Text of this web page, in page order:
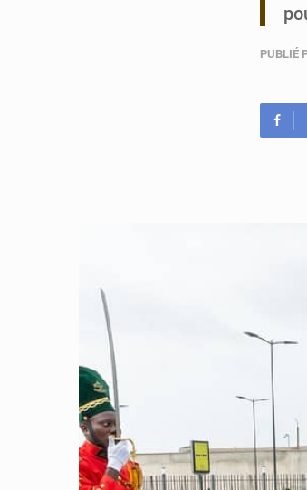
PUBLIÉ